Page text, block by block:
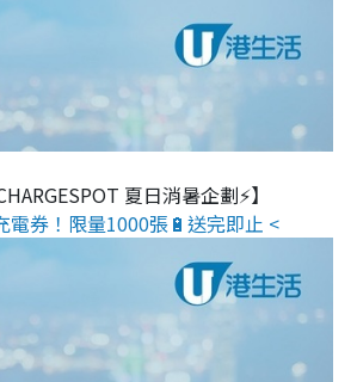
夏日消暑企劃⚡】
電券！限量1000張🔋送完即止 <